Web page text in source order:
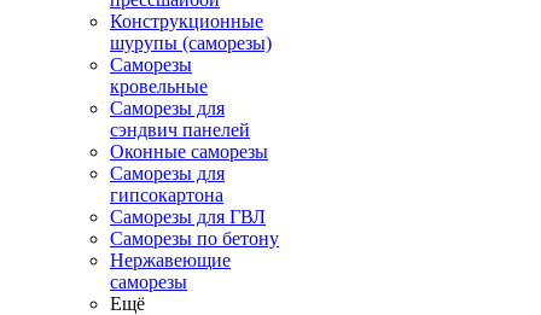
Конструкционные
шурупы (саморезы)
Саморезы
кровельные
Саморезы для
сэндвич панелей
Оконные саморезы
Саморезы для
гипсокартона
Саморезы для ГВЛ
Саморезы по бетону
Нержавеющие
саморезы
Ещё